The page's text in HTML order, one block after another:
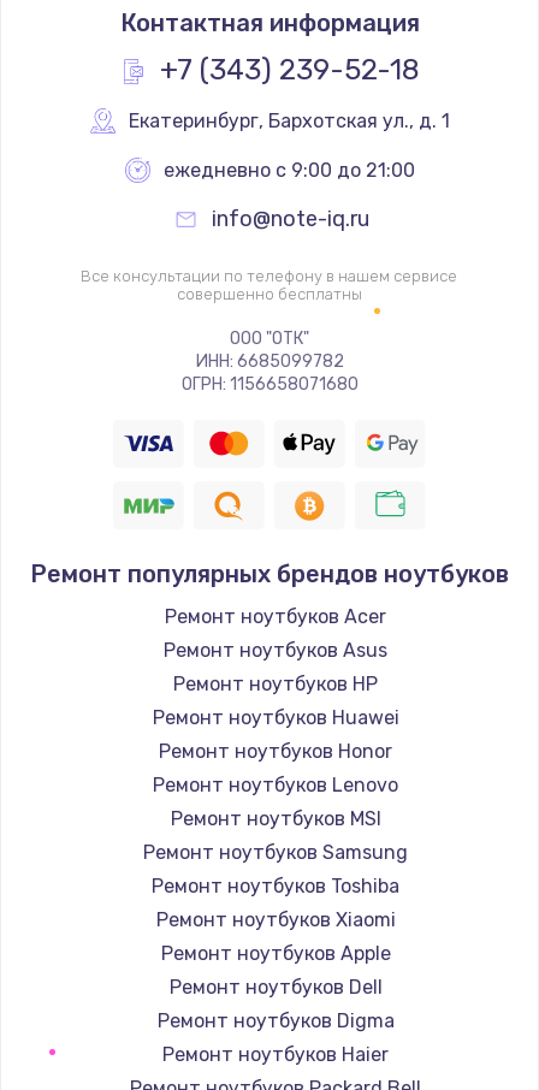
1200 руб.
Заказать
Замена реле
700 руб.
Заказать
Замена ТЭНа
Заказать
Замена шнура
Заказать
Замена / ремонт электронного модуля
управления
600 руб.
Заказать
Замена конфорки
1100 руб.
Заказать
Замена платы сенсора
900 руб.
Заказать
Замена регулятора режимов конфорки
Контактная информация
+7 (343) 239-52-18
Екатеринбург, Бархотская ул., д. 1
ежедневно с 9:00 до 21:00
info@note-iq.ru
Все консультации по телефону в нашем сервисе
совершенно бесплатны
ООО "ОТК"
ИНН: 6685099782
ОГРН: 1156658071680
Ремонт популярных брендов ноутбуков
Ремонт ноутбуков Acer
Ремонт ноутбуков Asus
Ремонт ноутбуков HP
Ремонт ноутбуков Huawei
Ремонт ноутбуков Honor
Ремонт ноутбуков Lenovo
Ремонт ноутбуков MSI
Ремонт ноутбуков Samsung
Ремонт ноутбуков Toshiba
Ремонт ноутбуков Xiaomi
Ремонт ноутбуков Apple
Ремонт ноутбуков Dell
Ремонт ноутбуков Digma
Ремонт ноутбуков Haier